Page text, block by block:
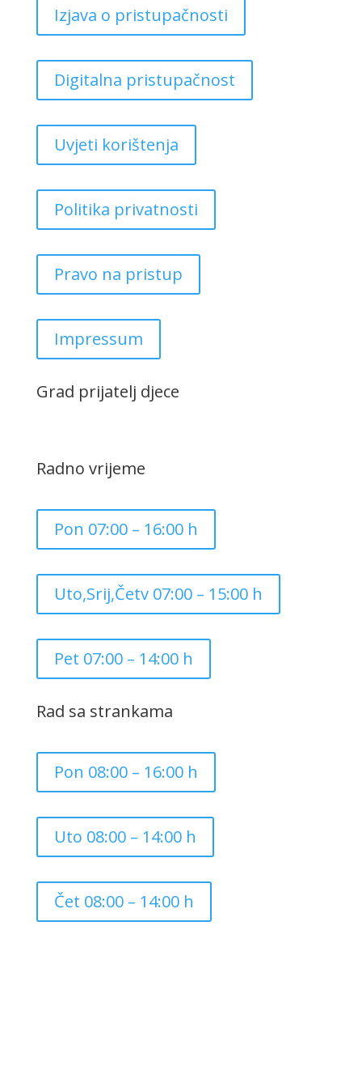
Izjava o pristupačnosti
Digitalna pristupačnost
Uvjeti korištenja
Politika privatnosti
Pravo na pristup
Impressum
Grad prijatelj djece
Radno vrijeme
Pon 07:00 – 16:00 h
Uto,Srij,Četv 07:00 – 15:00 h
Pet 07:00 – 14:00 h
Rad sa strankama
Pon 08:00 – 16:00 h
Uto 08:00 – 14:00 h
Čet 08:00 – 14:00 h